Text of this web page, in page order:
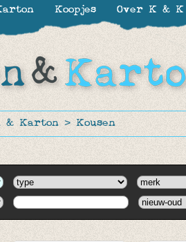
& Karton > Kousen
Koopjes Over K & K